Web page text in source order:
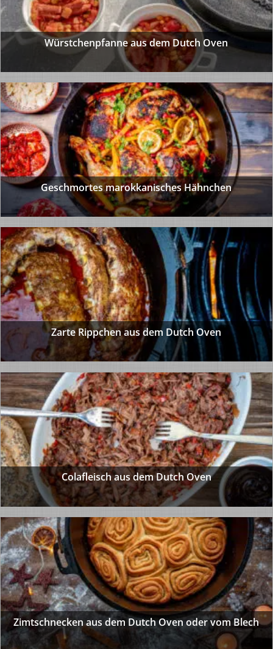
Würstchenpfanne aus dem Dutch Oven
Geschmortes marokkanisches Hähnchen
Zarte Rippchen aus dem Dutch Oven
Colafleisch aus dem Dutch Oven
Zimtschnecken aus dem Dutch Oven oder vom Blech